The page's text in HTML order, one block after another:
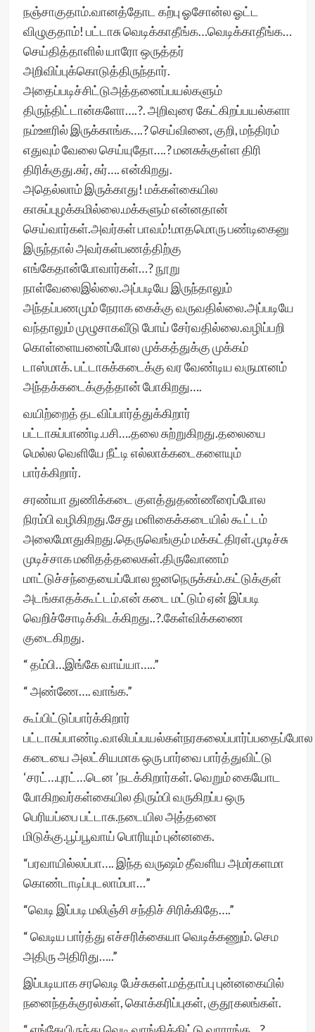
நஞ்சாகுதாம்.வானத்தோட கற்பு ஓசோன்ல ஓட்ட
விழுகுதாம்! பட்டாசு வெடிக்காதீங்க…வெடிக்காதீங்க…
செய்தித்தாளில் யாரோ ஒருத்தர்
அறிவிப்புக்கொடுத்திருந்தார்.
அதைப்படிச்சிட்டுஅத்தனைப்பயல்களும்
திருந்திட்டான்களோ….?. அறிவுரை கேட்கிறப்பயல்களா
நம்ஊரில் இருக்காங்க….? செய்வினை, குறி, மந்திரம்
எதுவும் வேலை செய்யுதோ….? மனசுக்குள்ள திரி
திரிக்குது.சுர், சுர்…. என்கிறது.
அதெல்லாம் இருக்காது! மக்கள்கையில
காசுப்புழக்கமில்லை.மக்களும் என்னதான்
செய்வார்கள்.அவர்கள் பாவம்!மாதமொரு பண்டிகைனு
இருந்தால் அவர்கள்பணத்திற்கு
எங்கேதான்போவார்கள்…? நூறு
நாள்வேலைஇல்லை.அப்படியே இருந்தாலும்
அந்தப்பணமும் நேராக கைக்கு வருவதில்லை.அப்படியே
வந்தாலும் முழுசாகவீடு போய் சேர்வதில்லை.வழிப்பறி
கொள்ளையனைப்போல முக்கத்துக்கு முக்கம்
டாஸ்மாக். பட்டாசுக்கடைக்கு வர வேண்டிய வருமானம்
அந்தக்கடைக்குத்தான் போகிறது….
வயிற்றைத் தடவிப்பார்த்துக்கிறார்
பட்டாசுப்பாண்டி.பசி….தலை சுற்றுகிறது.தலையை
மெல்ல வெளியே நீட்டி எல்லாக்கடைகளையும்
பார்க்கிறார்.
சரண்யா துணிக்கடை குளத்துதண்ணீரைப்போல
நிரம்பி வழிகிறது.சேது மளிகைக்கடையில் கூட்டம்
அலைமோதுகிறது.தெருவெங்கும் மக்கட்திரள்.முடிச்சு
முடிச்சாக மனிதத்தலைகள்.திருவோணம்
மாட்டுச்சந்தையைப்போல ஜனநெருக்கம்.கட்டுக்குள்
அடங்காதக்கூட்டம்.என் கடை மட்டும் ஏன் இப்படி
வெறிச்சோடிக்கிடக்கிறது..?.கேள்விக்கணை
குடைகிறது.
“ தம்பி…இங்கே வாய்யா…..”
“ அண்ணே…. வாங்க.”
கூப்பிட்டுப்பார்க்கிறார்
பட்டாசுப்பாண்டி.வாலிபப்பயல்கள்நரகலைப்பார்ப்பதைப்போல
கடையை அலட்சியமாக ஒரு பார்வை பார்த்துவிட்டு
‘சரட்…புரட்…டென ’நடக்கிறார்கள். வெறும் கையோட
போகிறவர்கள்கையில திரும்பி வருகிறப்ப ஒரு
பெரியப்பை பட்டாசு.நடையில அத்தனை
மிடுக்கு.பூப்பூவாய் பொரியும் புன்னகை.
“பரவாயில்லப்பா…. இந்த வருஷம் தீவளிய அமர்களமா
கொண்டாடிப்புடலாம்பா…”
“வெடி இப்படி மலிஞ்சி சந்திச் சிரிக்கிதே….”
“ வெடிய பார்த்து எச்சரிக்கையா வெடிக்கணும். செம
அதிரு அதிரிது…..”
இப்படியாக சரவெடி பேச்சுகள்.மத்தாப்பு புன்னகையில்
நனைந்தக்குரல்கள், கொக்கரிப்புகள், குதூகலங்கள்.